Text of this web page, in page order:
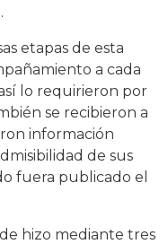
etapas de esta
a cada
lo requirieron por
se recibieron a
información
de sus
fuera publicado el
hizo mediante tres